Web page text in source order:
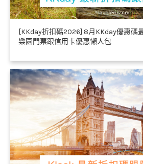
[KKday折扣碼2026] 8月KKday優惠碼
樂園門票跟信用卡優惠懶人包